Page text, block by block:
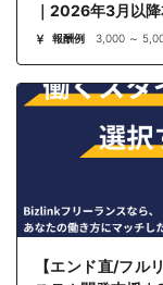
｜2026年3月以
報酬例 3,000 ～
【エンド直/フル